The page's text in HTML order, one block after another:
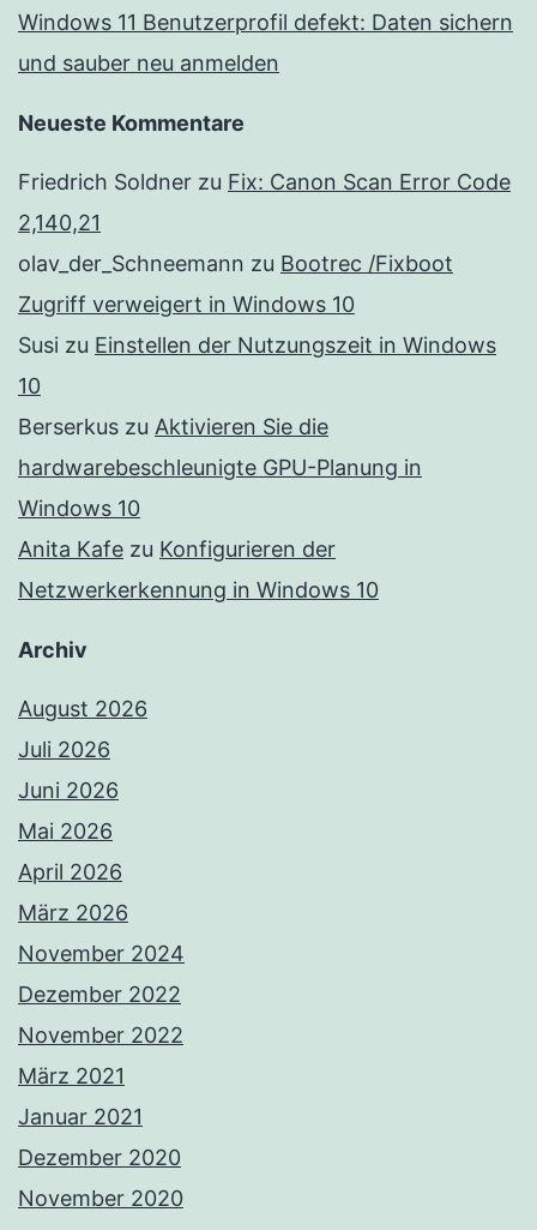
Windows 11 Benutzerprofil defekt: Daten sichern
und sauber neu anmelden
Neueste Kommentare
Friedrich Soldner zu Fix: Canon Scan Error Code
2,140,21
olav_der_Schneemann zu Bootrec /Fixboot
Zugriff verweigert in Windows 10
Susi zu Einstellen der Nutzungszeit in Windows
10
Berserkus zu Aktivieren Sie die
hardwarebeschleunigte GPU-Planung in
Windows 10
Anita Kafe zu Konfigurieren der
Netzwerkerkennung in Windows 10
Archiv
August 2026
Juli 2026
Juni 2026
Mai 2026
April 2026
März 2026
November 2024
Dezember 2022
November 2022
März 2021
Januar 2021
Dezember 2020
November 2020